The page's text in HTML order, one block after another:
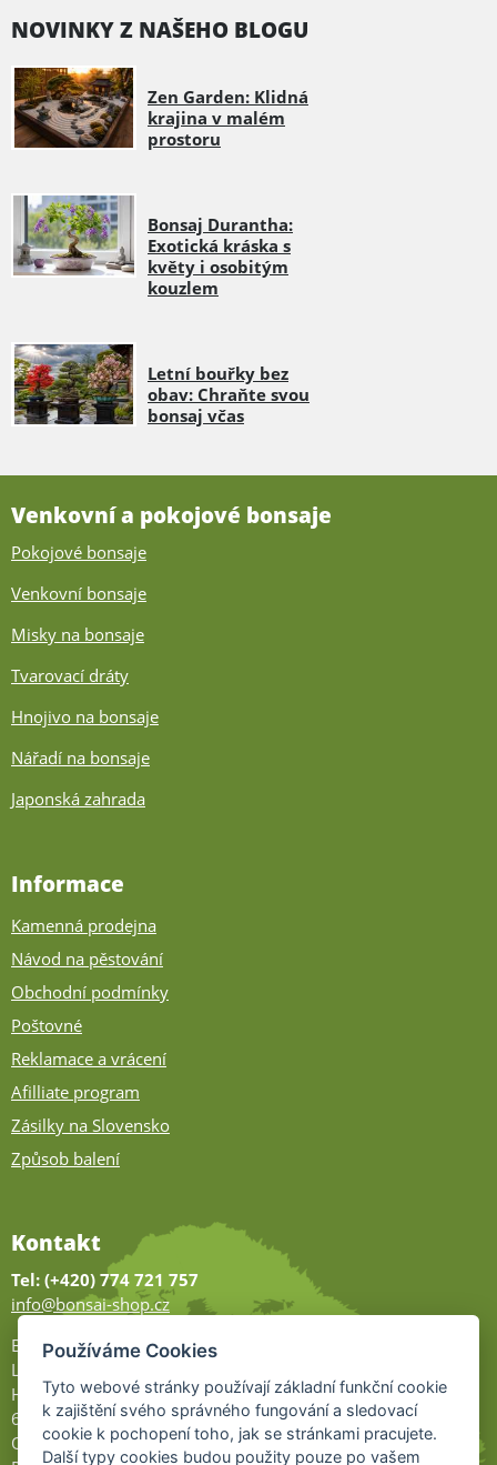
NOVINKY Z NAŠEHO BLOGU
Zen Garden: Klidná
krajina v malém
prostoru
Bonsaj Durantha:
Exotická kráska s
květy i osobitým
kouzlem
Letní bouřky bez
obav: Chraňte svou
bonsaj včas
Venkovní a pokojové bonsaje
Pokojové bonsaje
Venkovní bonsaje
Misky na bonsaje
Tvarovací dráty
Hnojivo na bonsaje
Nářadí na bonsaje
Japonská zahrada
Informace
Kamenná prodejna
Návod na pěstování
Obchodní podmínky
Poštovné
Reklamace a vrácení
Afilliate program
Zásilky na Slovensko
Způsob balení
Kontakt
Tel: (+420) 774 721 757
info@bonsai-shop.cz
Bonsai-shop
Legionářů 2
Hodonín
695 01
Otevřeno:
Používáme Cookies
Tyto webové stránky používají základní funkční cookie
k zajištění svého správného fungování a sledovací
cookie k pochopení toho, jak se stránkami pracujete.
Další typy cookies budou použity pouze po vašem